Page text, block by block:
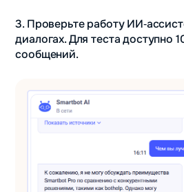
3. Проверьте работу
диалогах. Для теста доступно
сообщений.